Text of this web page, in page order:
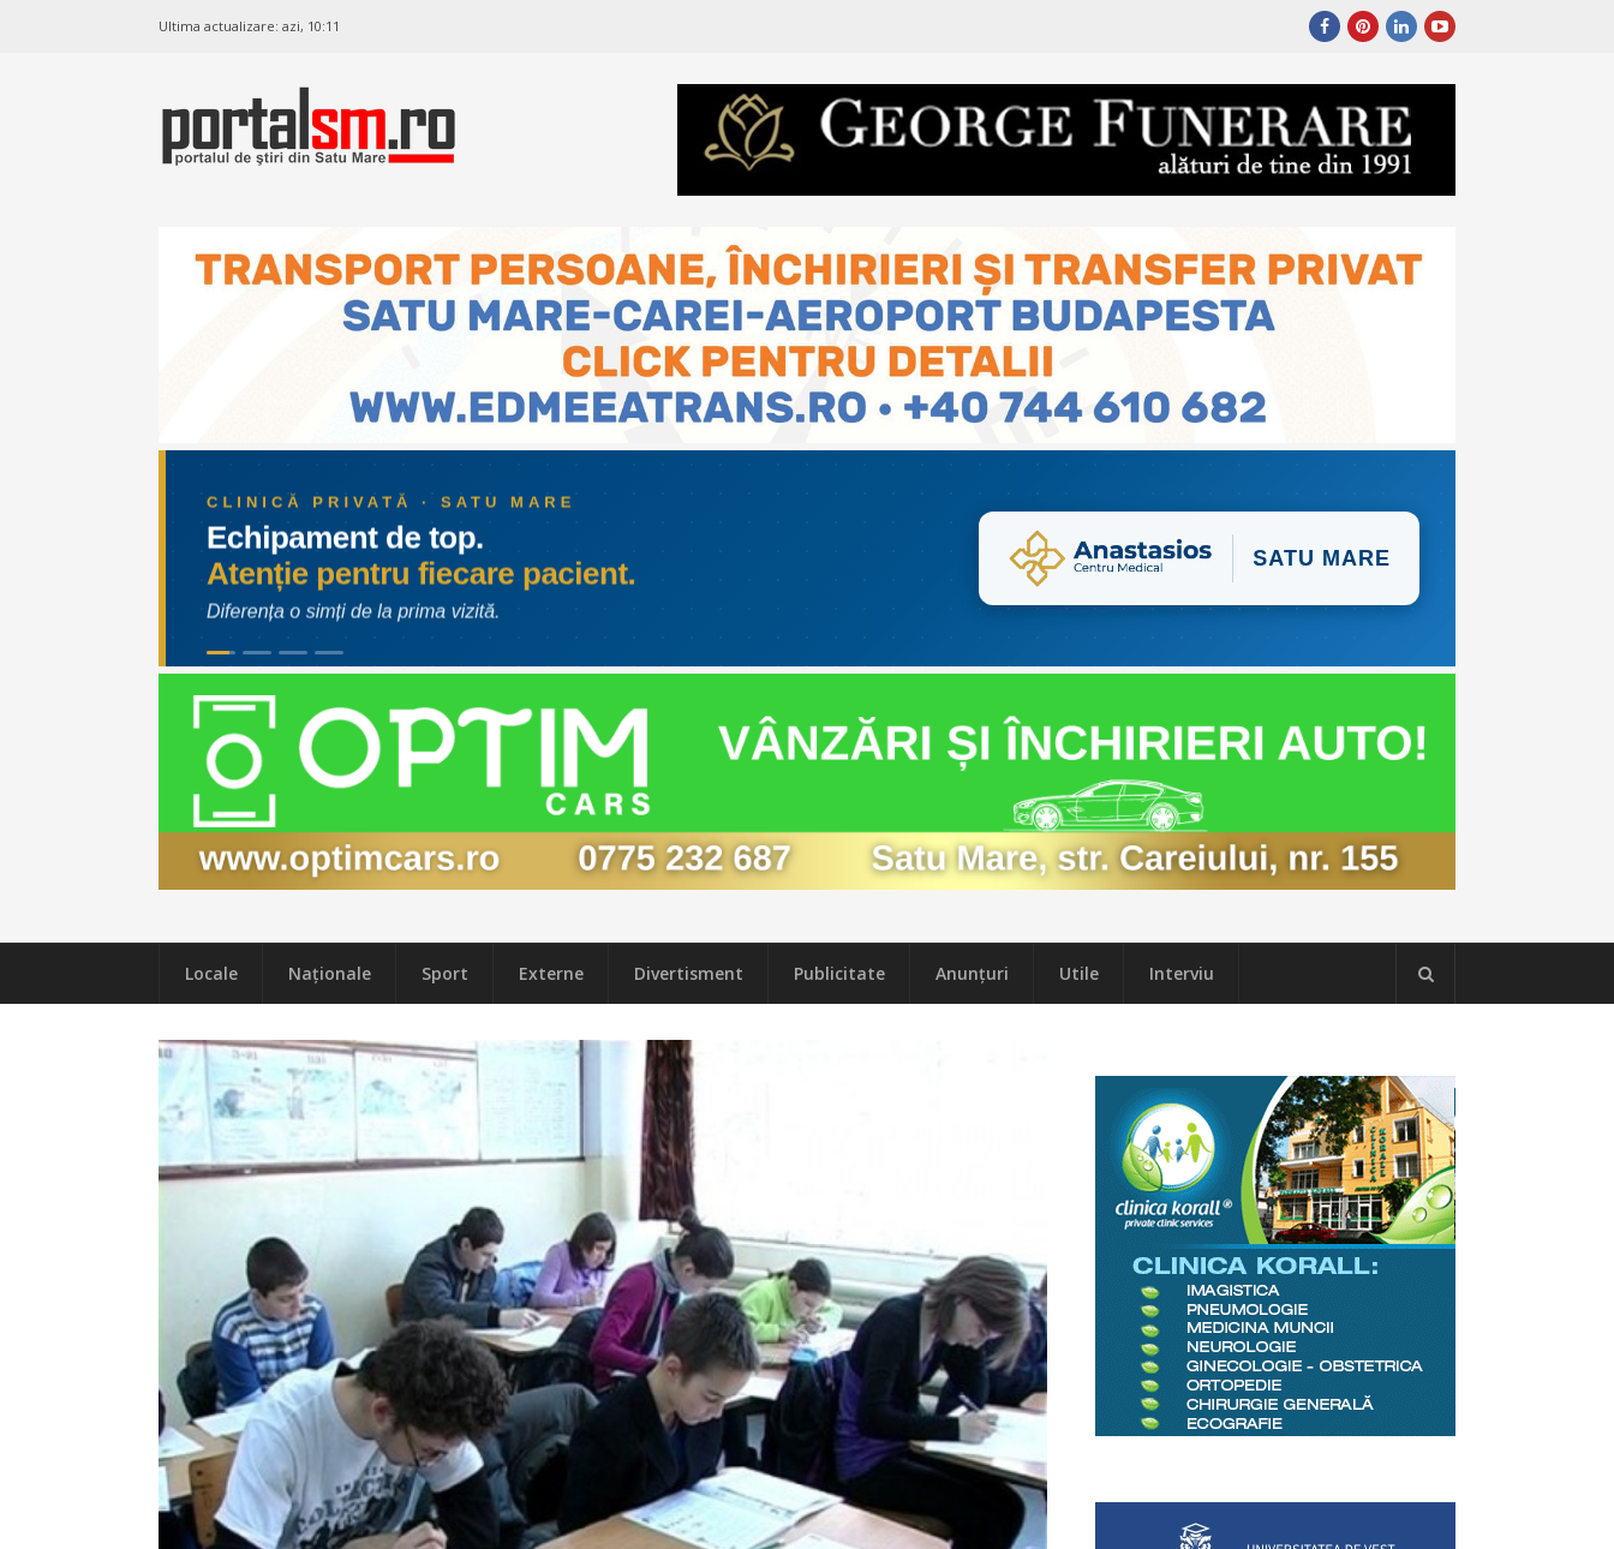
Ultima actualizare: azi, 10:11
Locale Naţionale Sport Externe Divertisment Publicitate Anunțuri Utile Interviu